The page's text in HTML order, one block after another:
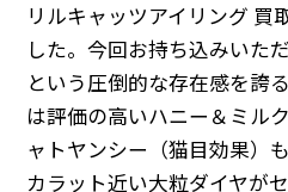
リルキャッツアイリング 買
した。今回お持ち込みいた
という圧倒的な存在感を誇
は評価の高いハニー＆ミル
ャトヤンシー（猫目効果）
カラット近い大粒ダイヤが